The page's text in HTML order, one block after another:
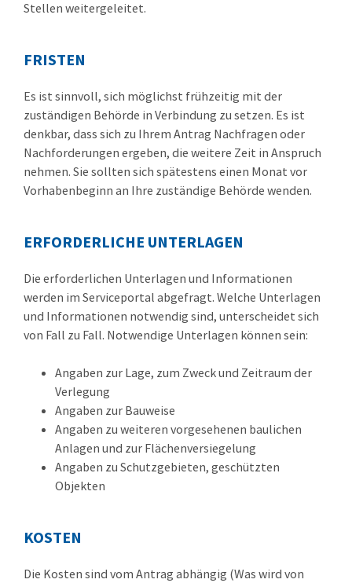
Stellen weitergeleitet.
FRISTEN
Es ist sinnvoll, sich möglichst frühzeitig mit der
zuständigen Behörde in Verbindung zu setzen. Es ist
denkbar, dass sich zu Ihrem Antrag Nachfragen oder
Nachforderungen ergeben, die weitere Zeit in Anspruch
nehmen. Sie sollten sich spätestens einen Monat vor
Vorhabenbeginn an Ihre zuständige Behörde wenden.
ERFORDERLICHE UNTERLAGEN
Die erforderlichen Unterlagen und Informationen
werden im Serviceportal abgefragt. Welche Unterlagen
und Informationen notwendig sind, unterscheidet sich
von Fall zu Fall. Notwendige Unterlagen können sein:
Angaben zur Lage, zum Zweck und Zeitraum der
Verlegung
Angaben zur Bauweise
Angaben zu weiteren vorgesehenen baulichen
Anlagen und zur Flächenversiegelung
Angaben zu Schutzgebieten, geschützten
Objekten
KOSTEN
Die Kosten sind vom Antrag abhängig (Was wird von